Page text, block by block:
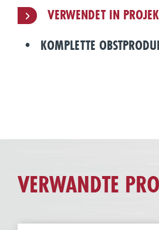
VERWENDET IN
KOMPLETTE
VERWANDTE